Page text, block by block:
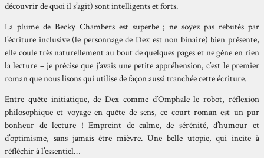
découvrir de quoi il s’agit) sont intelligents et forts.
La plume de Becky Chambers est superbe ; ne soyez pas rebutés par
l’écriture inclusive (le personnage de Dex est non binaire) bien présente,
elle coule très naturellement au bout de quelques pages et ne gêne en rien
la lecture – je précise que j’avais une petite appréhension, c’est le premier
roman que nous lisons qui utilise de façon aussi tranchée cette écriture.
Entre quête initiatique, de Dex comme d’Omphale le robot, réflexion
philosophique et voyage en quête de sens, ce court roman est un pur
bonheur de lecture ! Empreint de calme, de sérénité, d’humour et
d’optimisme, sans jamais être mièvre. Une belle utopie, qui incite à
réfléchir à l’essentiel…